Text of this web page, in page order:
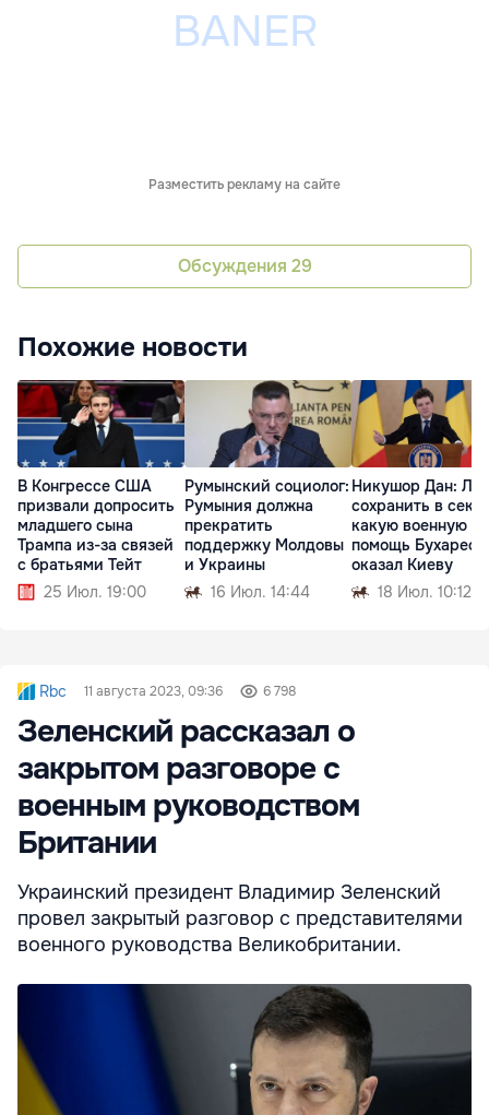
Разместить рекламу на сайте
Обсуждения 29
Похожие новости
В Конгрессе США
призвали допросить
младшего сына
Трампа из-за связей
с братьями Тейт
25 Июл. 19:00
Румынский социолог:
Румыния должна
прекратить
поддержку Молдовы
и Украины
16 Июл. 14:44
Никушор Дан:
сохранить в
какую военную
помощь Бухарест
оказал Киеву
18 Июл. 10:12
Rbc 11 августа 2023, 09:36 6 798
Зеленский рассказал о
закрытом разговоре с
военным руководством
Британии
Украинский президент Владимир Зеленский
провел закрытый разговор с представителями
военного руководства Великобритании.